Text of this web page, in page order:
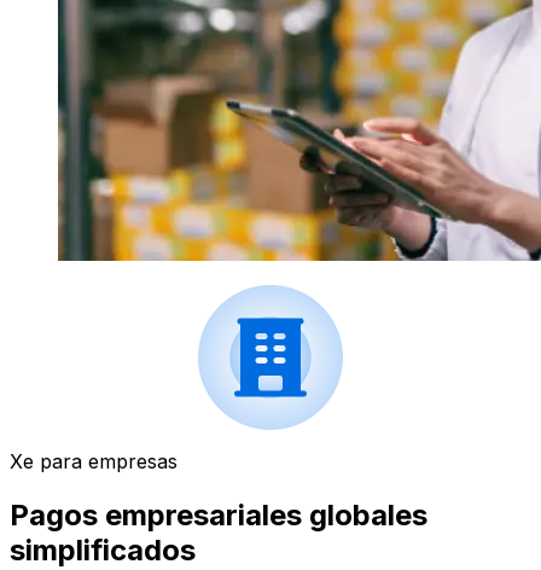
Xe para empresas
Pagos empresariales globales
simplificados